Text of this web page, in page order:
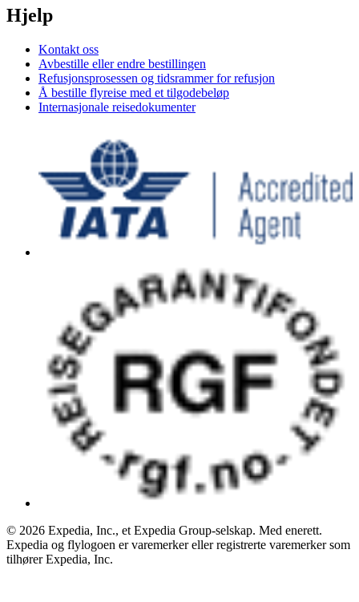
Hjelp
Kontakt oss
Avbestille eller endre bestillingen
Refusjonsprosessen og tidsrammer for refusjon
Å bestille flyreise med et tilgodebeløp
Internasjonale reisedokumenter
© 2026 Expedia, Inc., et Expedia Group-selskap. Med enerett.
Expedia og flylogoen er varemerker eller registrerte varemerker som
tilhører Expedia, Inc.